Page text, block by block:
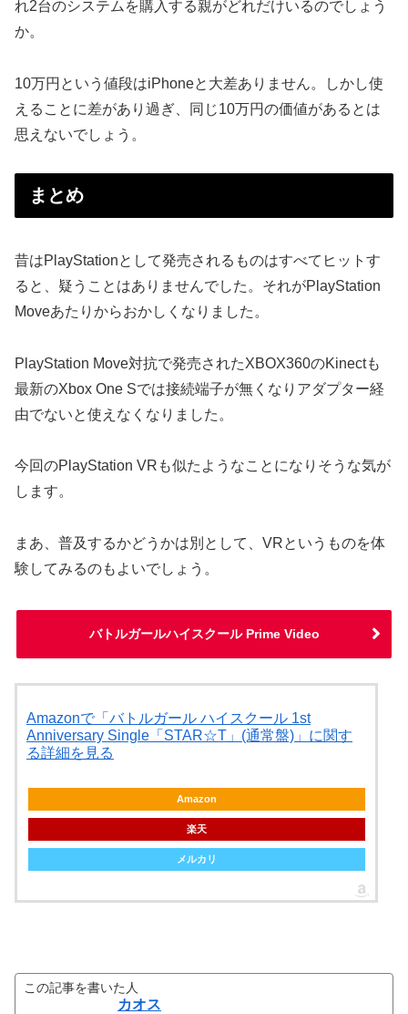
れ2台のシステムを購入する親がどれだけいるのでしょう
か。
10万円という値段はiPhoneと大差ありません。しかし使
えることに差があり過ぎ、同じ10万円の価値があるとは
思えないでしょう。
まとめ
昔はPlayStationとして発売されるものはすべてヒットす
ると、疑うことはありませんでした。それがPlayStation
Moveあたりからおかしくなりました。
PlayStation Move対抗で発売されたXBOX360のKinectも
最新のXbox One Sでは接続端子が無くなりアダプター経
由でないと使えなくなりました。
今回のPlayStation VRも似たようなことになりそうな気が
します。
まあ、普及するかどうかは別として、VRというものを体
験してみるのもよいでしょう。
バトルガールハイスクール Prime Video
Amazonで「バトルガール ハイスクール 1st
Anniversary Single「STAR☆T」(通常盤)」に関す
る詳細を見る
Amazon
楽天
メルカリ
この記事を書いた人
カオス